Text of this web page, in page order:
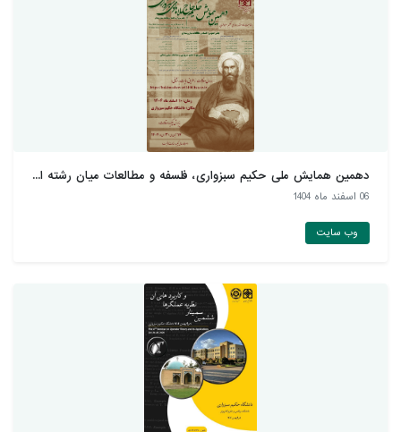
دهمین همایش ملی حکیم سبزواری، فلسفه و مطالعات میان رشته ا...
06 اسفند ماه 1404
وب سایت